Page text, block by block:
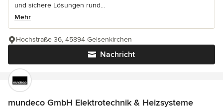
und sichere Lösungen rund...
Mehr
Nachricht
Hochstraße 36, 45894 Gelsenkirchen
mundeco GmbH Elektrotechnik & Heizsysteme